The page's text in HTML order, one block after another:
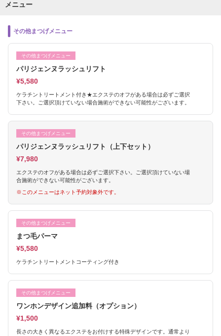
メニュー
その他まつげメニュー
その他まつげメニュー
パリジェンヌラッシュリフト
¥5,580
ケラチントリートメント付き★エクステのオフがある場合は必ずご選択
下さい。ご選択頂けていない場合施術ができない可能性がございます。
その他まつげメニュー
パリジェンヌラッシュリフト（上下セット）
¥7,980
エクステのオフがある場合は必ずご選択下さい。ご選択頂けていない場
合施術ができない可能性がございます。
※このメニューはネット予約対象外です。
その他まつげメニュー
まつ毛パーマ
¥5,580
ケラチントリートメントコーティング付き
その他まつげメニュー
ワンホンデザイン追加料（オプション）
¥1,500
長さの大きく異なるエクステをお付けする特殊デザインです。通常より